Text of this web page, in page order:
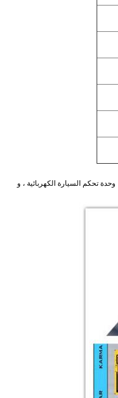
وحدة تحكم السيارة الكهربائية ، و